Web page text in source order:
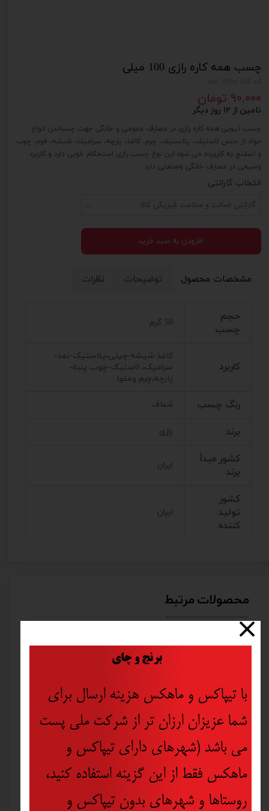
چسب همه کاره رازی 100 میلی
۹۰,۰۰۰ تومان
تامین از ۱۲ روز دیگر
چسب تیوبی همه كاره رازی در مصارف عمومی و خانگی جهت چسباندن انواع
مواد از جنس لاستیك، پلاستیك، چرم، كاغذ، پارچه، سرامیك، شیشه، فوم، چوب
و اسفنج به كاربرده می شود.این نوع چسب رازی استحکام خوبی دارد و کاربرد
وسیعی در مصارف خانگی وصنعتی دارد
انتخاب گارانتی
گارانتی اصالت و سلامت فیزیکی کالا
افزودن به سبد خرید
مشخصات محصول توضیحات نظرات
حجم
چسب
50 گرم
کاربرد
کاغذ-شیشه-چینی،پلاستیک-نمد-
سرامیک، لاستیک-چوب پنبه-
پارچه،چرم ومقوا
رنگ چسب شفاف
برند رازی
کشور مبدأ
برند
ایران
کشور
تولید
کننده
ایران
محصولات مرتبط
برنج و چای
با تیپاکس و ماهکس هزینه ارسال برای
شما عزیزان ارزان تر از شرکت ملی پست
می باشد (شهرهای دارای تیپاکس و
ماهکس فقط از این گزینه استفاده کنید،
روستاها و شهرهای بدون تیپاکس و